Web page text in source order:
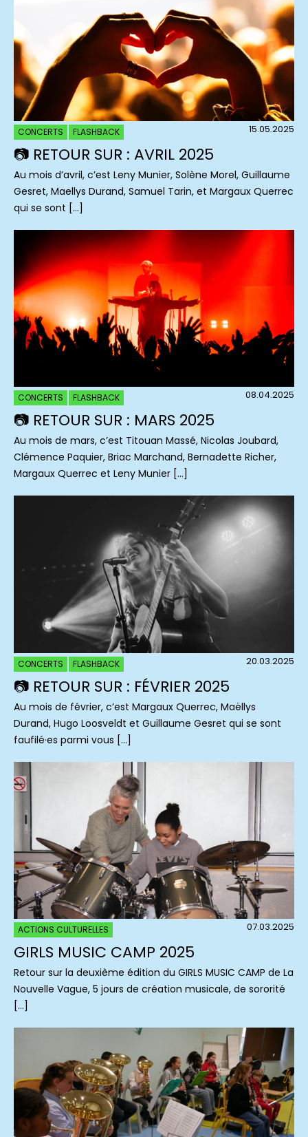
CONCERTS FLASHBACK 15.05.2025
📷 RETOUR SUR : AVRIL 2025
Au mois d’avril, c’est Leny Munier, Solène Morel, Guillaume
Gesret, Maellys Durand, Samuel Tarin, et Margaux Querrec
qui se sont […]
CONCERTS FLASHBACK 08.04.2025
📷 RETOUR SUR : MARS 2025
Au mois de mars, c’est Titouan Massé, Nicolas Joubard,
Clémence Paquier, Briac Marchand, Bernadette Richer,
Margaux Querrec et Leny Munier […]
CONCERTS FLASHBACK 20.03.2025
📷 RETOUR SUR : FÉVRIER 2025
Au mois de février, c’est Margaux Querrec, Maëllys
Durand, Hugo Loosveldt et Guillaume Gesret qui se sont
faufilé·es parmi vous […]
ACTIONS CULTURELLES 07.03.2025
GIRLS MUSIC CAMP 2025
Retour sur la deuxième édition du GIRLS MUSIC CAMP de La
Nouvelle Vague, 5 jours de création musicale, de sororité
[…]